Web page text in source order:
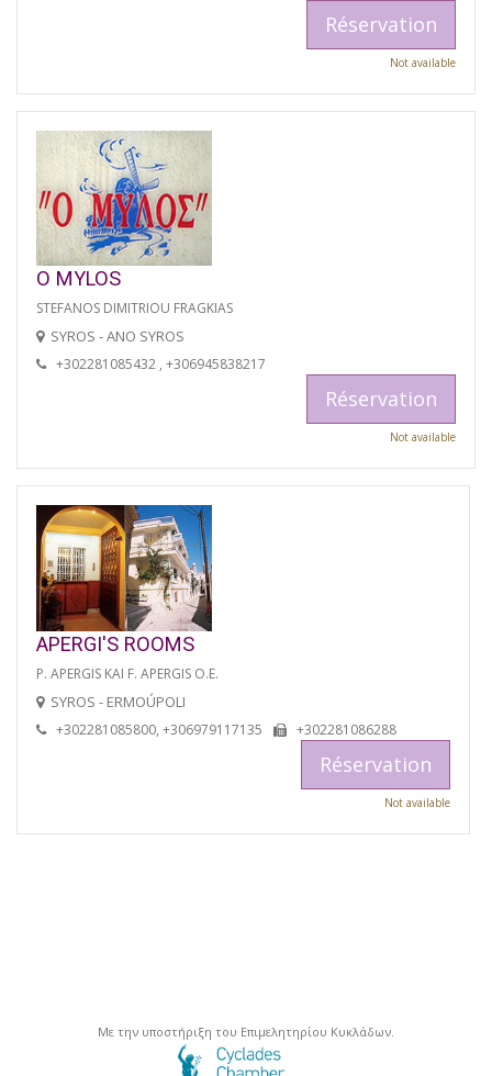
Réservation
Not available
O MYLOS
STEFANOS DIMITRIOU FRAGKIAS
SYROS - ANO SYROS
+302281085432 , +306945838217
Réservation
Not available
APERGI'S ROOMS
P. APERGIS KAI F. APERGIS O.E.
SYROS - ERMOÚPOLI
+302281085800, +306979117135 +302281086288
Réservation
Not available
Με την υποστήριξη του Επιμελητηρίου Κυκλάδων.